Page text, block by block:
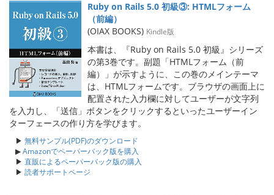
Ruby on Rails 5.0 初級③: HTMLフォーム
（前編）
(OIAX BOOKS) Kindle版
本書は、『Ruby on Rails 5.0 初級』シリーズ
の第3巻です。副題「HTMLフォーム（前
編）」が示すように、この巻のメインテーマ
は、HTMLフォームです。ブラウザの画面上に
配置された入力欄に対してユーザーが文字列
を入力し、「送信」ボタンをクリックするといったユーザーイン
ターフェースの作り方を学びます。
▶ 無料サンプル(PDF)のダウンロード
▶Amazonでペーパーバック版を購入
▶ 直販によるペーパーバック版の購入
▶ 読者サポートページ